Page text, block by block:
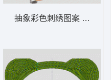
色珠片 蜜蜂
抽象彩色刺绣图案 鱼 鲤鱼